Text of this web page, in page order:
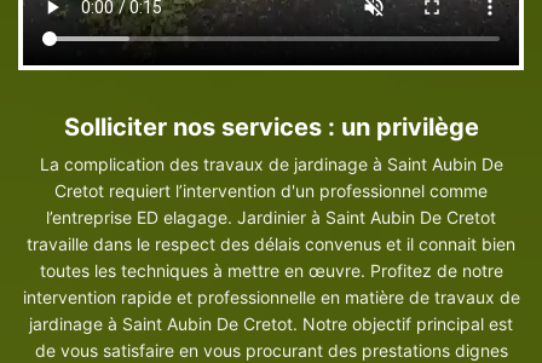
Solliciter nos services : un privilège
La complication des travaux de jardinage à Saint Aubin De
Cretot requiert l’intervention d'un professionnel comme
l’entreprise ED elagage. Jardinier à Saint Aubin De Cretot
travaille dans le respect des délais convenus et il connait bien
toutes les techniques à mettre en œuvre. Profitez de notre
intervention rapide et professionnelle en matière de travaux de
jardinage à Saint Aubin De Cretot. Notre objectif principal est
de vous satisfaire en vous procurant des prestations dignes